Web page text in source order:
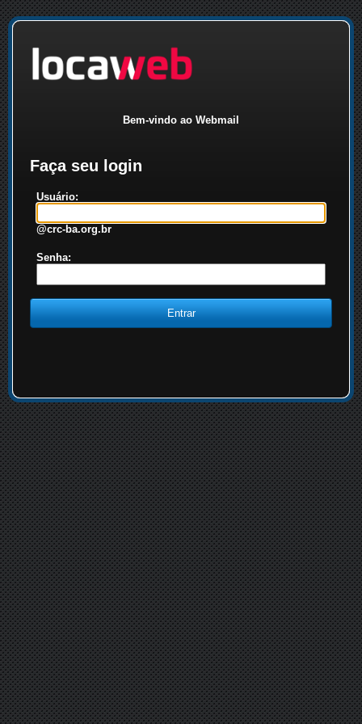
Bem-vindo ao Webmail
Faça seu login
Usuário:
@crc-ba.org.br
Senha: